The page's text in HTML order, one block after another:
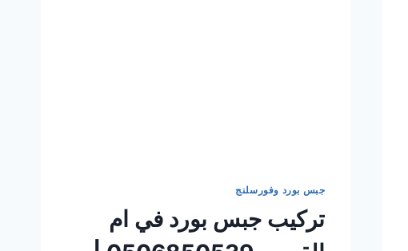
جبس بورد وفورسلنج
تركيب جبس بورد في ام